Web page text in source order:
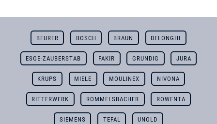
BEURER BOSCH BRAUN DELONGHI
ESGE-ZAUBERSTAB FAKIR GRUNDIG JURA
KRUPS MIELE MOULINEX NIVONA
RITTERWERK ROMMELSBACHER ROWENTA
SIEMENS TEFAL UNOLD